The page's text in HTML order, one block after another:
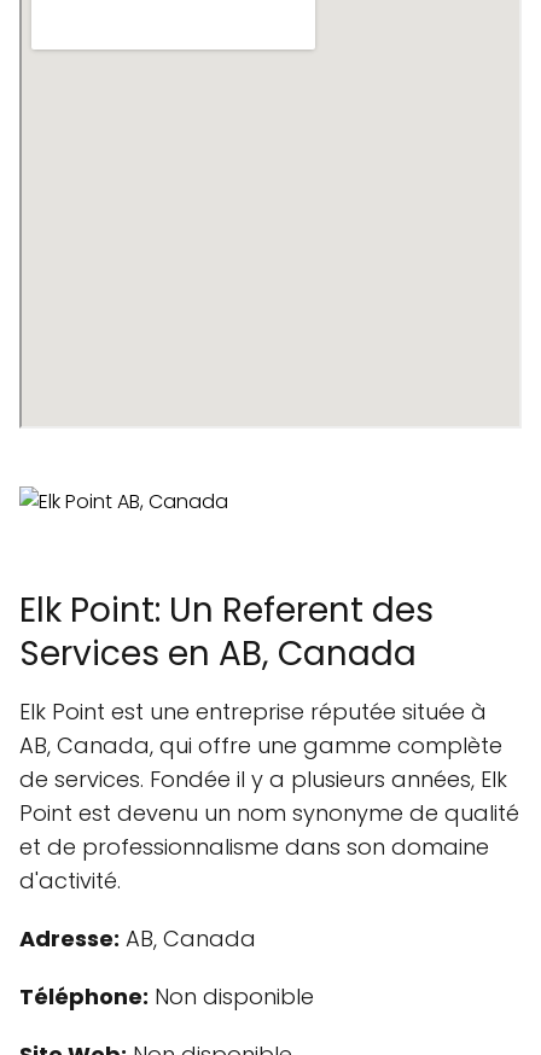
Elk Point: Un Referent des
Services en AB, Canada
Elk Point est une entreprise réputée située à
AB, Canada, qui offre une gamme complète
de services. Fondée il y a plusieurs années, Elk
Point est devenu un nom synonyme de qualité
et de professionnalisme dans son domaine
d'activité.
Adresse: AB, Canada
Téléphone: Non disponible